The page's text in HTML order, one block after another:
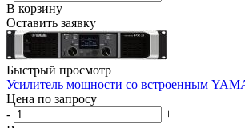
В корзину
Оставить заявку
Быстрый просмотр
Усилитель мощности со встроенным
Цена по запросу
-
+